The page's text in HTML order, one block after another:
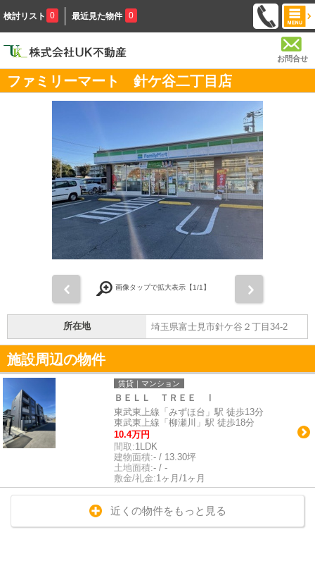
検討リスト 0 最近見た物件 0
お問合せ
ファミリーマート 針ケ谷二丁目店
画像タップで拡大表示【1/1】
所在地 埼玉県富士見市針ケ谷２丁目34-2
施設周辺の物件
賃貸｜マンション
ＢＥＬＬ ＴＲＥＥ Ⅰ
東武東上線「みずほ台」駅 徒歩13分
東武東上線「柳瀬川」駅 徒歩18分
10.4万円
間取:1LDK
建物面積:- / 13.30坪
土地面積:- / -
敷金/礼金:1ヶ月/1ヶ月
近くの物件をもっと見る